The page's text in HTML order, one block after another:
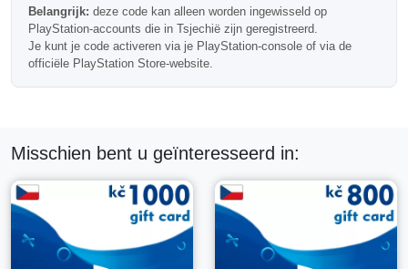
lanceringen.
Levering van Digitale Code
Na bevestiging van de betaling, wordt de PSN-code
elektronisch naar je e-mailadres verzonden. De meeste
Tsjechisch PSN-account Vereist
Belangrijk:deze PlayStation cadeaukaart kan alleen
worden ingewisseld op accounts die in Tsjechië zijn
geregistreerd.
Bevestig altijd je accountregio voordat je de aankoop
voltooit.
Belangrijk: deze code kan alleen worden ingewisseld op
PlayStation-accounts die in Tsjechië zijn geregistreerd.
Je kunt je code activeren via je PlayStation-console of via de
officiële PlayStation Store-website.
Misschien bent u geïnteresseerd in: